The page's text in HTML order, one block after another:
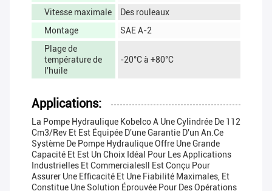
Vitesse maximale
Des rouleaux
Montage
SAE A-2
Plage de
température de
l'huile
-20°C à +80°C
Applications:
La Pompe Hydraulique Kobelco A Une Cylindrée De 112
Cm3/rev Et Est Équipée D'une Garantie D'un An.Ce
Système De Pompe Hydraulique Offre Une Grande
Capacité Et Est Un Choix Idéal Pour Les Applications
Industrielles Et CommercialesIl Est Conçu Pour
Assurer Une Efficacité Et Une Fiabilité Maximales, Et
Constitue Une Solution Éprouvée Pour Des Opérations